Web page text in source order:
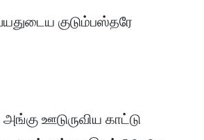
குடும்பஸ்தரே
ஊடுருவிய காட்டு